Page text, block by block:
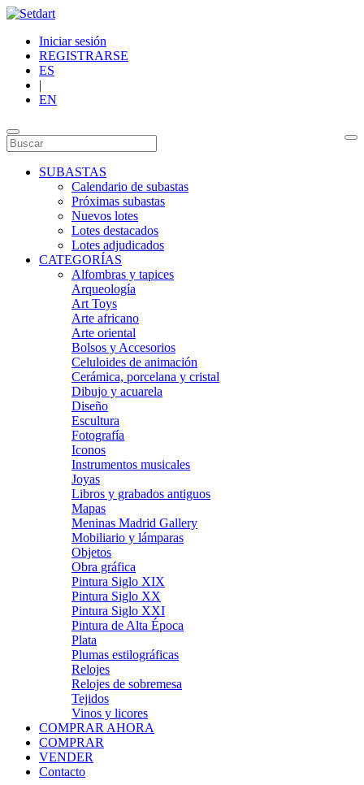
Iniciar sesión
REGISTRARSE
ES
|
EN
SUBASTAS
Calendario de subastas
Próximas subastas
Nuevos lotes
Lotes destacados
Lotes adjudicados
CATEGORÍAS
Alfombras y tapices
Arqueología
Art Toys
Arte africano
Arte oriental
Bolsos y Accesorios
Celuloides de animación
Cerámica, porcelana y cristal
Dibujo y acuarela
Diseño
Escultura
Fotografía
Iconos
Instrumentos musicales
Joyas
Libros y grabados antiguos
Mapas
Meninas Madrid Gallery
Mobiliario y lámparas
Objetos
Obra gráfica
Pintura Siglo XIX
Pintura Siglo XX
Pintura Siglo XXI
Pintura de Alta Época
Plata
Plumas estilográficas
Relojes
Relojes de sobremesa
Tejidos
Vinos y licores
COMPRAR AHORA
COMPRAR
VENDER
Contacto